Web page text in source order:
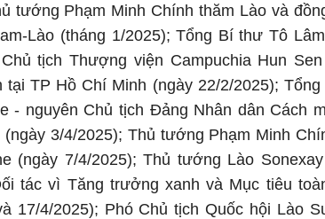
tướng Phạm Minh Chính thăm Lào và
Lào (tháng 1/2025); Tổng Bí thư Tô
tịch Thượng viện Campuchia Hun
tại TP Hồ Chí Minh (ngày 22/2/2025);
- nguyên Chủ tịch Đảng Nhân dân Cách
3/4/2025); Thủ tướng Phạm Minh
(ngày 7/4/2025); Thủ tướng Lào
tác vì Tăng trưởng xanh và Mục tiêu
17/4/2025); Phó Chủ tịch Quốc hội Lào